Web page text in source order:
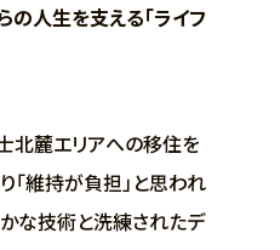
の人生を支える「ライフ
北麓エリアへの移住を
「維持が負担」と思われ
な技術と洗練されたデ